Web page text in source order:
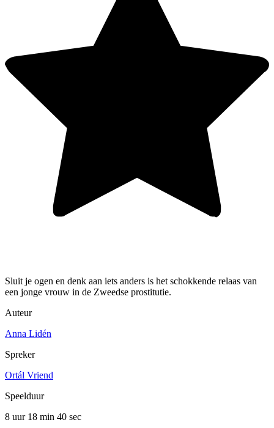
Sluit je ogen en denk aan iets anders is het schokkende relaas van
een jonge vrouw in de Zweedse prostitutie.
Auteur
Anna Lidén
Spreker
Ortál Vriend
Speelduur
8 uur 18 min 40 sec